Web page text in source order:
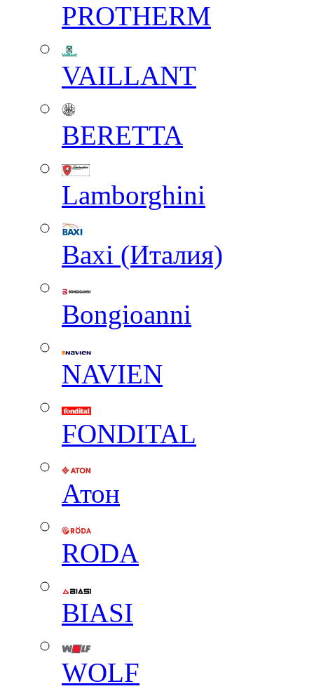
PROTHERM
VAILLANT
BERETTA
Lamborghini
Baxi (Италия)
Вongioanni
NAVIEN
FONDITAL
Атон
RODA
BIASI
WOLF